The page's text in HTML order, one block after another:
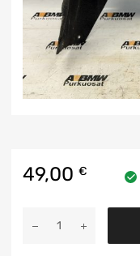
49,00 €
määrä